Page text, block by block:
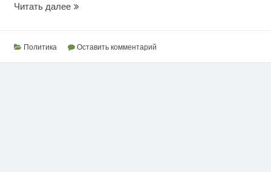
Читать далееМеждународное
Политика Оставить комментарий